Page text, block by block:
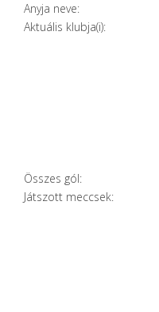
Anyja neve:
Aktuális klubja(i):
Összes gól:
Játszott meccsek: